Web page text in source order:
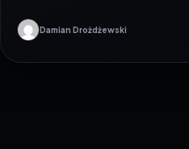
Damian Drożdżewski